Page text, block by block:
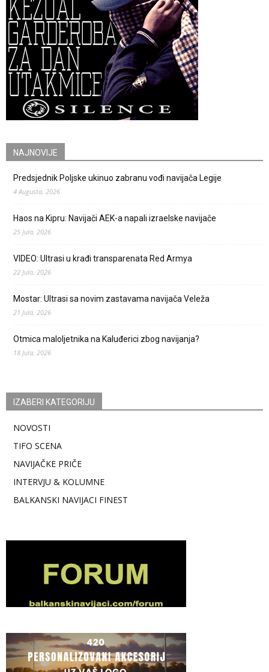
NAJNOVIJE
Predsjednik Poljske ukinuo zabranu vođi navijača Legije
4 Augusta, 2026
Haos na Kipru: Navijači AEK-a napali izraelske navijače
25 Jula, 2026
VIDEO: Ultrasi u krađi transparenata Red Armya
22 Jula, 2026
Mostar: Ultrasi sa novim zastavama navijača Veleža
21 Jula, 2026
Otmica maloljetnika na Kaluđerici zbog navijanja?
18 Jula, 2026
IZABERI KATEGORIJU
NOVOSTI
TIFO SCENA
NAVIJAČKE PRIČE
INTERVJU & KOLUMNE
BALKANSKI NAVIJACI FINEST